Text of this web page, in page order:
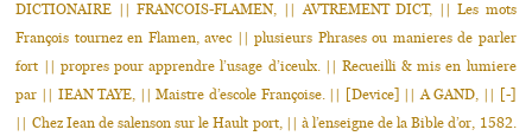
DICTIONAIRE || FRANCOIS-FLAMEN, || AVTREMENT DICT, || Les mots
François tournez en Flamen, avec || plusieurs Phrases ou manieres de parler
fort || propres pour apprendre l’usage d’iceulx. || Recueilli & mis en lumiere
par || IEAN TAYE, || Maistre d’escole Françoise. || [Device] || A GAND, || [-]
|| Chez Iean de salenson sur le Hault port, || à l’enseigne de la Bible d’or, 1582.